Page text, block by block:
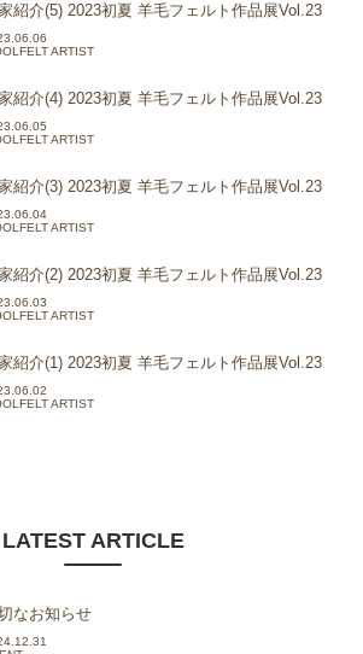
紹介(5) 2023初夏 羊毛フェルト作品展Vol.23
ARTIST
紹介(4) 2023初夏 羊毛フェルト作品展Vol.23
ARTIST
紹介(3) 2023初夏 羊毛フェルト作品展Vol.23
ARTIST
紹介(2) 2023初夏 羊毛フェルト作品展Vol.23
ARTIST
紹介(1) 2023初夏 羊毛フェルト作品展Vol.23
ARTIST
LATEST ARTICLE
なお知らせ